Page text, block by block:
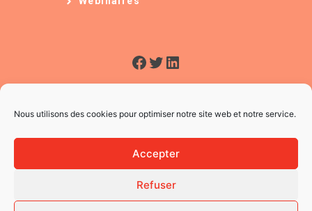
Nous utilisons des cookies pour optimiser notre site web et notre service.
Accepter
Refuser
Facebook
Twitter
LinkedIn
© 2026 L'Usine à Ges
CGV